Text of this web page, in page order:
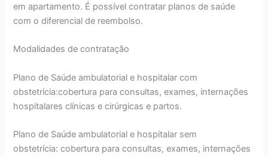
em apartamento. É possível contratar planos de saúde
com o diferencial de reembolso.
Modalidades de contratação
Plano de Saúde ambulatorial e hospitalar com
obstetrícia:cobertura para consultas, exames, internações
hospitalares clínicas e cirúrgicas e partos.
Plano de Saúde ambulatorial e hospitalar sem
obstetrícia: cobertura para consultas, exames, internações